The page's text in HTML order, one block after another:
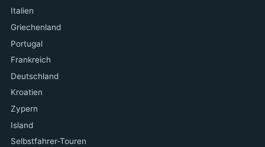
Italien
Griechenland
Portugal
Frankreich
Deutschland
Kroatien
Zypern
Island
Selbstfahrer-Touren